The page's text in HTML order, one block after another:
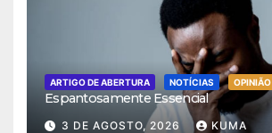
ARTIGO DE ABERTURA NOTÍCIAS OPINIÃO
Espantosamente Essencial
3 DE AGOSTO, 2026 KUMA